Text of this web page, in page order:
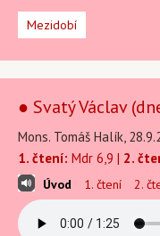
Mezidobí
● Svatý Václav
Mons. Tomáš Halík,
1. čtení: Mdr 6,9 | 2.
Úvod 1. čtení 2.